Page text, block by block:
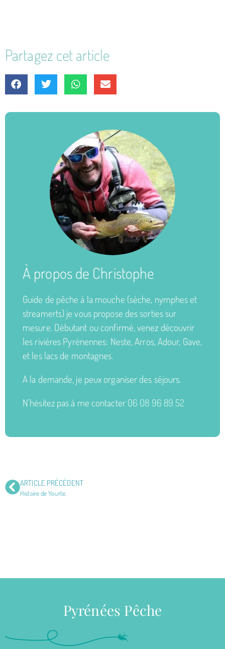
Partagez cet article
À propos de Christophe
Guide de pêche à la mouche (sèche, nymphes et
streamerts) je vous propose des sorties sur
mesure. Débutant ou confirmé, venez découvrir
les rivières Pyrénennes: Neste, Arros, Adour, Gave,
et les lacs de montagnes.
A la demande, je peux organiser des séjours.
N’hésitez pas à me contacter 06 08 96 89 52
ARTICLE PRÉCÉDENT
Histoire de Yourte.
Pyrénées Pêche